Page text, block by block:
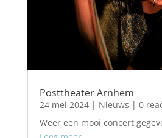
Posttheater Arnhem
24 mei 2024| Nieuws | 0
Weer een mooi concert